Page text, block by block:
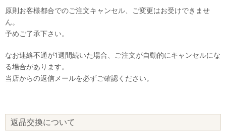
原則お客様都合でのご注文キャンセル、ご変更はお受けできませ
ん。
予めご了承下さい。
なお連絡不通が1週間続いた場合、ご注文が自動的にキャンセルにな
る場合があります。
当店からの返信メールを必ずご確認ください。
返品交換について
なにかお困りのことはございますか？